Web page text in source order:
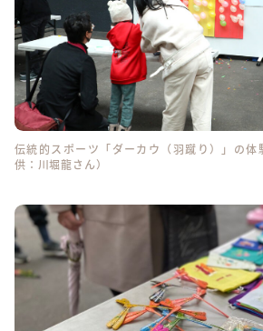
伝統的スポーツ「ダーカウ（羽蹴り）」の
供：川堀龍さん）